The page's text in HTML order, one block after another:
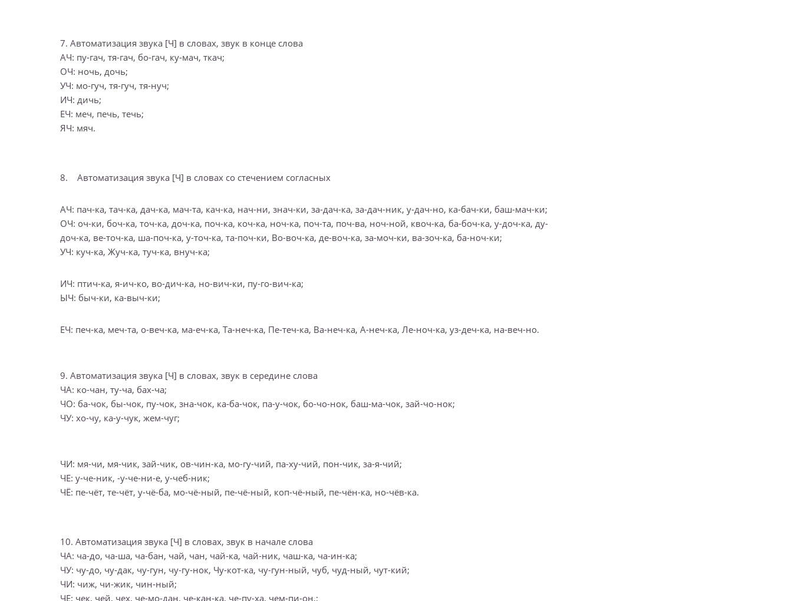
7. Автоматизация звука [Ч] в словах, звук в конце слова
АЧ: пу-гач, тя-гач, бо-гач, ку-мач, ткач;
ОЧ: ночь, дочь;
УЧ: мо-гуч, тя-гуч, тя-нуч;
ИЧ: дичь;
ЕЧ: меч, печь, течь;
ЯЧ: мяч.
8. Автоматизация звука [Ч] в словах со стечением согласных
АЧ: пач-ка, тач-ка, дач-ка, мач-та, кач-ка, нач-ни, знач-ки, за-дач-ка, за-дач-ник, у-дач-но, ка-бач-ки, баш-мач-ки;
ОЧ: оч-ки, боч-ка, точ-ка, доч-ка, поч-ка, коч-ка, ноч-ка, поч-та, поч-ва, ноч-ной, квоч-ка, ба-боч-ка, у-доч-ка, ду-
доч-ка, ве-точ-ка, ша-поч-ка, у-точ-ка, та-поч-ки, Во-воч-ка, де-воч-ка, за-моч-ки, ва-зоч-ка, ба-ноч-ки;
УЧ: куч-ка, Жуч-ка, туч-ка, внуч-ка;
ИЧ: птич-ка, я-ич-ко, во-дич-ка, но-вич-ки, пу-го-вич-ка;
ЫЧ: быч-ки, ка-выч-ки;
ЕЧ: печ-ка, меч-та, о-веч-ка, ма-еч-ка, Та-неч-ка, Пе-теч-ка, Ва-неч-ка, А-неч-ка, Ле-ноч-ка, уз-деч-ка, на-веч-но.
9. Автоматизация звука [Ч] в словах, звук в середине слова
ЧА: ко-чан, ту-ча, бах-ча;
ЧО: ба-чок, бы-чок, пу-чок, зна-чок, ка-ба-чок, па-у-чок, бо-чо-нок, баш-ма-чок, зай-чо-нок;
ЧУ: хо-чу, ка-у-чук, жем-чуг;
ЧИ: мя-чи, мя-чик, зай-чик, ов-чин-ка, мо-гу-чий, па-ху-чий, пон-чик, за-я-чий;
ЧЕ: у-че-ник, -у-че-ни-е, у-чеб-ник;
ЧЁ: пе-чёт, те-чёт, у-чё-ба, мо-чё-ный, пе-чё-ный, коп-чё-ный, пе-чён-ка, но-чёв-ка.
10. Автоматизация звука [Ч] в словах, звук в начале слова
ЧА: ча-до, ча-ша, ча-бан, чай, чан, чай-ка, чай-ник, чаш-ка, ча-ин-ка;
ЧУ: чу-до, чу-дак, чу-гун, чу-гу-нок, Чу-кот-ка, чу-гун-ный, чуб, чуд-ный, чут-кий;
ЧИ: чиж, чи-жик, чин-ный;
ЧЕ: чек, чей, чех, че-мо-дан, че-кан-ка, че-пу-ха, чем-пи-он,;